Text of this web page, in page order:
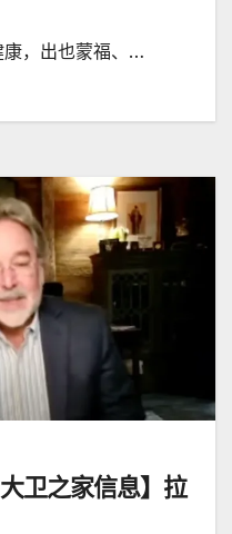
康，出也蒙福、…
卫之家信息】拉